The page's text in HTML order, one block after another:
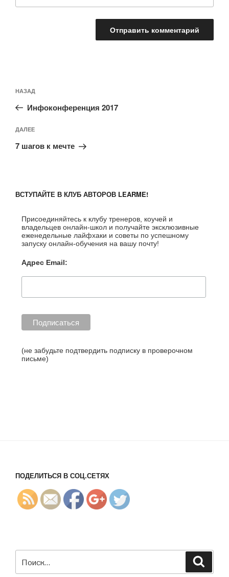
по
записям
Предыдущая
запись:
НАЗАД
Инфоконференция 2017
Следующая
запись
ДАЛЕЕ
7 шагов к мечте
ВСТУПАЙТЕ В КЛУБ АВТОРОВ LEARME!
Присоединяйтесь к клубу тренеров, коучей и
владельцев онлайн-школ и получайте эксклюзивные
еженедельные лайфхаки и советы по успешному
запуску онлайн-обучения на вашу почту!
Адрес Email:
(не забудьте подтвердить подписку в проверочном
письме)
ПОДЕЛИТЬСЯ В СОЦ.СЕТЯХ
n/">